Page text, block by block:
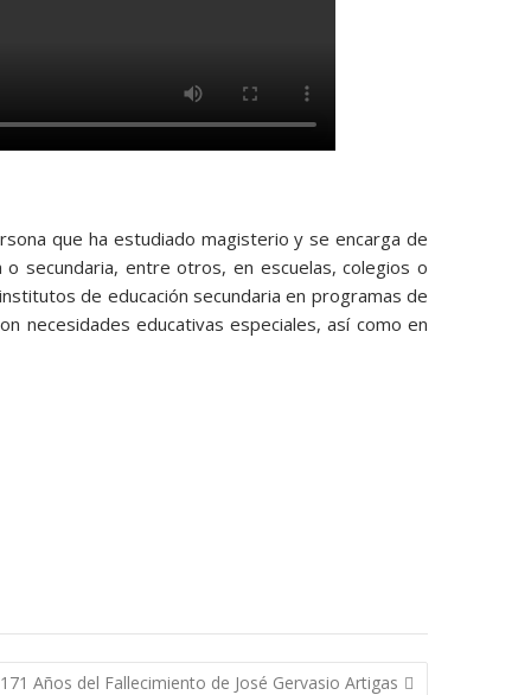
que ha estudiado magisterio y se encarga de
secundaria, entre otros, en escuelas, colegios o
de educación secundaria en programas de
necesidades educativas especiales, así como en
171 Años del Fallecimiento de José Gervasio Artigas